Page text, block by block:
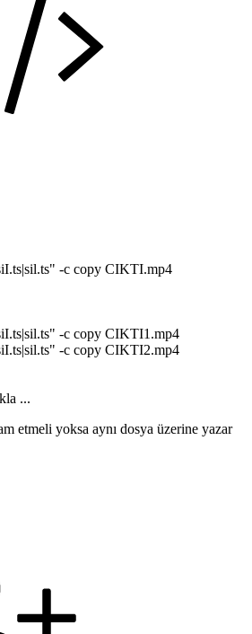
-c copy CIKTI.mp4
-c copy CIKTI1.mp4
-c copy CIKTI2.mp4
...
etmeli yoksa aynı dosya üzerine yazar